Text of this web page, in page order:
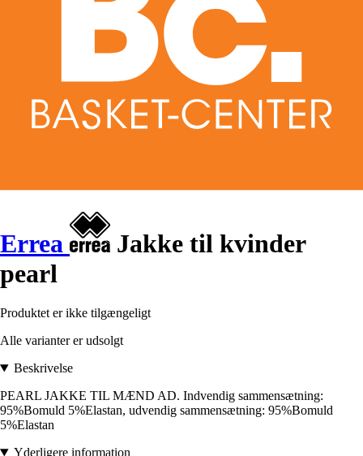
Errea
Jakke til kvinder
pearl
Produktet er ikke tilgængeligt
Alle varianter er udsolgt
Beskrivelse
PEARL JAKKE TIL MÆND AD. Indvendig sammensætning:
95%Bomuld 5%Elastan, udvendig sammensætning: 95%Bomuld
5%Elastan
Yderligere information